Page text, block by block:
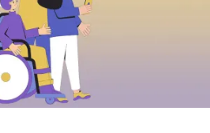
und
Inklusion